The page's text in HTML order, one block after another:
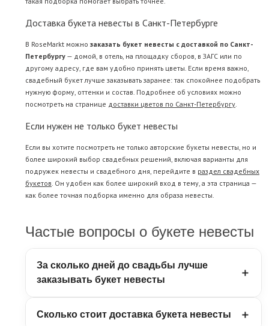
Доставка букета невесты в Санкт-Петербурге
В RoseMarkt можно заказать букет невесты с доставкой по Санкт-
Петербургу — домой, в отель, на площадку сборов, в ЗАГС или по
другому адресу, где вам удобно принять цветы. Если время важно,
свадебный букет лучше заказывать заранее: так спокойнее подобрать
нужную форму, оттенки и состав. Подробнее об условиях можно
посмотреть на странице доставки цветов по Санкт-Петербургу
Если нужен не только букет невесты
Если вы хотите посмотреть не только авторские букеты невесты, но и
более широкий выбор свадебных решений, включая варианты для
подружек невесты и свадебного дня, перейдите в раздел свадебных
букетов . Он удобен как более широкий вход в тему, а эта страница —
как более точная подборка именно для образа невесты.
Частые вопросы о букете невесты
За сколько дней до свадьбы лучше
заказывать букет невесты
если свадьба приходится на популярную дату или
Сколько стоит доставка букета невесты